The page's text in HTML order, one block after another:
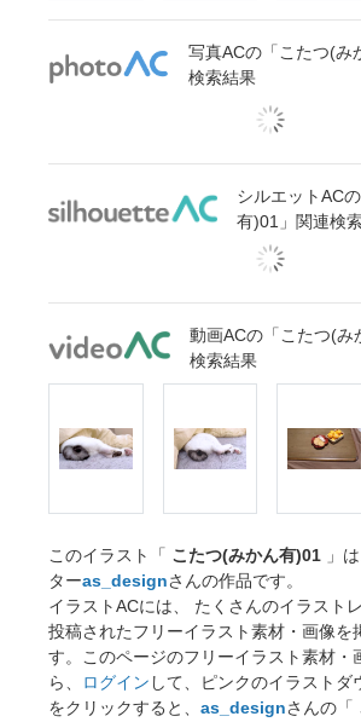
写真ACの「こたつ(み
検索結果
シルエットAC
有)01」関連検
動画ACの「こたつ(み
検索結果
このイラスト「 こたつ(みかん有)01 」
ターas_designさんの作品です。
イラストACには、 たくさんのイラスト
投稿されたフリーイラスト素材・画像を
す。このページのフリーイラスト素材・
ら、
ログイン して、ピンクのイラストダ
をクリックすると、 as_designさんの「